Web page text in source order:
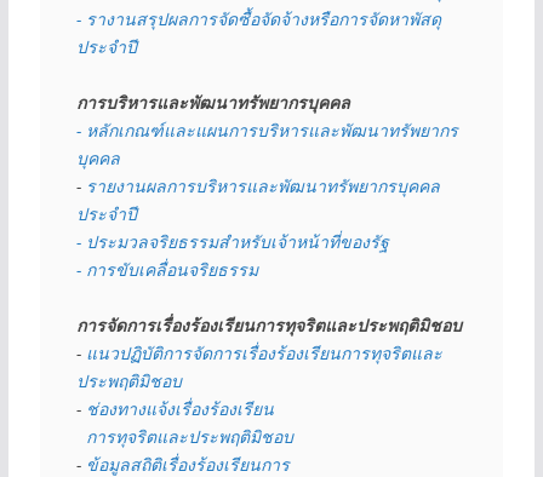
- รางานสรุปผลการจัดซื้อจัดจ้างหรือการจัดหาพัสดุ
ประจำปี
การบริหารและพัฒนาทรัพยากรบุคคล
- หลักเกณฑ์และแผนการบริหารและพัฒนาทรัพยากร
บุคคล
- รายงานผลการบริหารและพัฒนาทรัพยากรบุคคล
ประจำปี
- ประมวลจริยธรรมสำหรับเจ้าหน้าที่ของรัฐ
- การขับเคลื่อนจริยธรรม
การจัดการเรื่องร้องเรียนการทุจริตและประพฤติมิชอบ
- แนวปฏิบัติการจัดการเรื่องร้องเรียนการทุจริตและ
ประพฤติมิชอบ
- ช่องทางแจ้งเรื่องร้องเรียน
  การทุจริตและประพฤติมิชอบ
- ข้อมูลสถิติเรื่องร้องเรียนการ